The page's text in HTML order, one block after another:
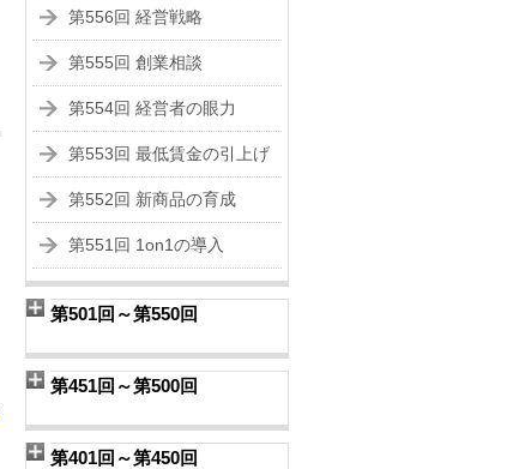
第556回 経営戦略
第555回 創業相談
第554回 経営者の眼力
第553回 最低賃金の引上げ
第552回 新商品の育成
第551回 1on1の導入
第501回～第550回
第451回～第500回
第401回～第450回